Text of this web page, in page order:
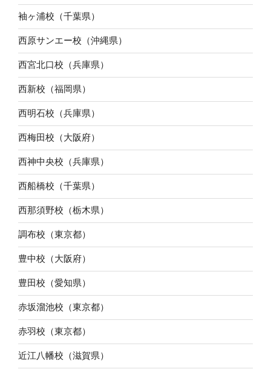
袖ヶ浦校（千葉県）
西原サンエー校（沖縄県）
西宮北口校（兵庫県）
西新校（福岡県）
西明石校（兵庫県）
西梅田校（大阪府）
西神中央校（兵庫県）
西船橋校（千葉県）
西那須野校（栃木県）
調布校（東京都）
豊中校（大阪府）
豊田校（愛知県）
赤坂溜池校（東京都）
赤羽校（東京都）
近江八幡校（滋賀県）